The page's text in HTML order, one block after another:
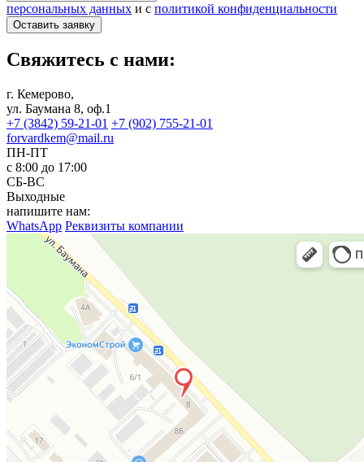
персональных данных и с политикой конфиденциальности
Оставить заявку
Свяжитесь с нами:
г. Кемерово,
ул. Баумана 8, оф.1
+7 (3842) 59-21-01 +7 (902) 755-21-01
forvardkem@mail.ru
ПН-ПТ
с 8:00 до 17:00
СБ-ВС
Выходные
напишите нам:
WhatsApp Реквизиты компании